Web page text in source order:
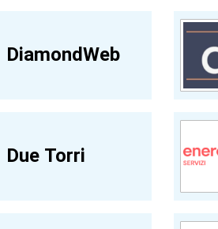
DiamondWeb
Due Torri